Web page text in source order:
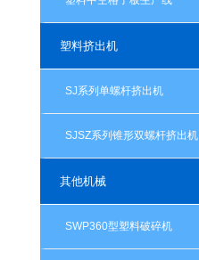
塑料挤出机
SJ系列单螺杆挤出机
SJSZ系列锥形双螺杆挤出机
其他机械
SWP360型塑料破碎机